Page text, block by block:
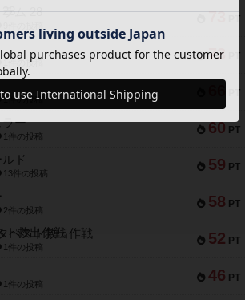
73 PT
ム 28
73 PT
1件の投稿
PT
1件の投稿
60 PT
ラー
1件の投稿
59 PT
ド
13件の投稿
58 PT
2件の投稿
52 PT
ペスト救出作戦
1件の投稿
46 PT
1件の投稿